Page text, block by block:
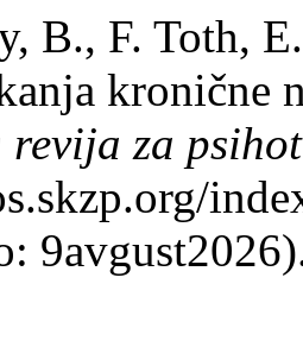
B., F. Toth,
kronične
revija za